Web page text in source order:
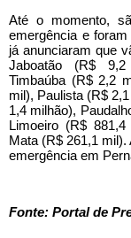
Até o momento,
emergência e
já anunciaram que
Jaboatão (R$
Timbaúba (R$ 2,2
mil), Paulista (R$
1,4 milhão),
Limoeiro (R$
Mata (R$ 261,1
emergência em
Fonte: Portal de